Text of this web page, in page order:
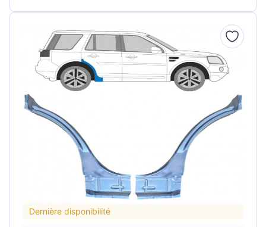
Dernière disponibilité